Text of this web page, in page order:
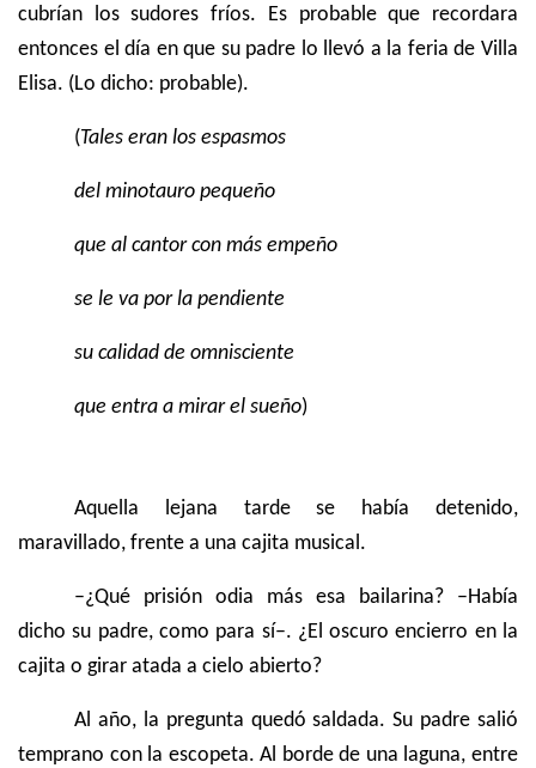
cubrían los sudores fríos. Es probable que recordara
entonces el día en que su padre lo llevó a la feria de Villa
Elisa. (Lo dicho: probable).
(Tales eran los espasmos
del minotauro pequeño
que al cantor con más empeño
se le va por la pendiente
su calidad de omnisciente
que entra a mirar el sueño)
Aquella lejana tarde se había detenido,
maravillado, frente a una cajita musical.
–¿Qué prisión odia más esa bailarina? –Había
dicho su padre, como para sí–. ¿El oscuro encierro en la
cajita o girar atada a cielo abierto?
Al año, la pregunta quedó saldada. Su padre salió
temprano con la escopeta. Al borde de una laguna, entre